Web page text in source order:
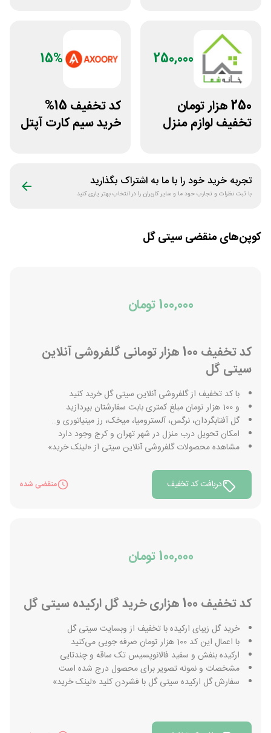
250,000
250 هزار تومان
تخفیف لوازم منزل
15%
کد تخفیف 15%
خرید سیم کارت آپتل
تجربه خرید خود را با ما به اشتراک بگذارید
با ثبت نظرات و تجارب خود ما و سایر کاربران را در انتخاب بهتر یاری کنید
کوپن‌های منقضی سیتی گل
100,000 تومان
کد تخفیف 100 هزار تومانی گلفروشی آنلاین
سیتی گل
با کد تخفیف از گلفروشی آنلاین سیتی گل خرید کنید
و 100 هزار تومان مبلغ کمتری بابت سفارشتان بپردازید
گل آفتابگردان، نرگس، آلسترومیا، میخک، رز مینیاتوری و..
امکان تحویل درب منزل در شهر تهران و کرج وجود دارد
مشاهده محصولات گلفروشی آنلاین سیتی از «لینک خرید»
دریافت کد تخفیف منقضی شده
100,000 تومان
کد تخفیف 100 هزاری خرید گل ارکیده سیتی گل
خرید گل زیبای ارکیده با تخفیف از وبسایت سیتی گل
با اعمال این کد 100 هزار تومان صرفه جویی می‌کنید
ارکیده بنفش و سفید فالانوپسیس تک ساقه و چندتایی
مشخصات و نمونه تصویر برای محصول درج شده است
سفارش گل ارکیده سیتی گل با فشردن کلید «لینک خرید»